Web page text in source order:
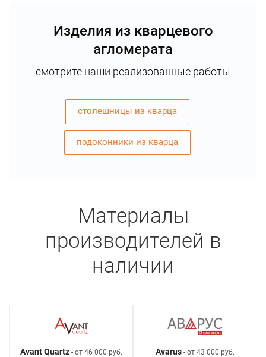
Изделия из кварцевого
агломерата
смотрите наши реализованные работы
столешницы из кварца
подоконники из кварца
Материалы
производителей в
наличии
Avant Quartz - от 46 000 руб. Avarus- от 43 000 руб.